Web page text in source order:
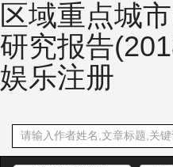
区域重点城
研究报告
娱乐注册